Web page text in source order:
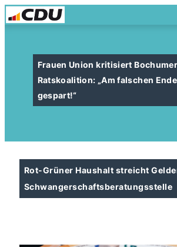
Frauen Union kritisiert Bochumer
Ratskoalition: „Am falschen Ende
gespart!“
Rot-Grüner Haushalt streicht
Schwangerschaftsberatungsstelle